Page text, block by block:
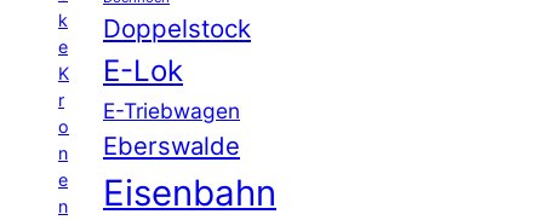
k
e
K
r
o
n
e
n
Doppelstock
E-Lok
E-Triebwagen
Eberswalde
Eisenbahn